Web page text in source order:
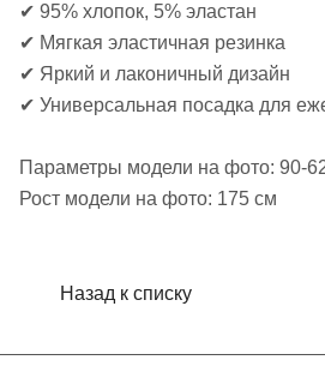
✔ 95% хлопок, 5% эластан
✔ Мягкая эластичная резинка
✔ Яркий и лаконичный дизайн
✔ Универсальная посадка для
Параметры модели на фото: 90-
Рост модели на фото: 175 см
Назад к списку